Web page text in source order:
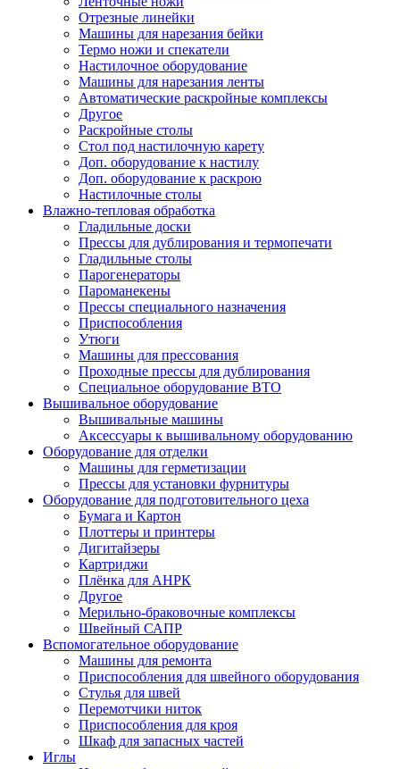
Отрезные линейки
Машины для нарезания бейки
Термо ножи и спекатели
Настилочное оборудование
Машины для нарезания ленты
Автоматические раскройные комплексы
Другое
Раскройные столы
Стол под настилочную карету
Доп. оборудование к настилу
Доп. оборудование к раскрою
Настилочные столы
Влажно-тепловая обработка
Гладильные доски
Прессы для дублирования и термопечати
Гладильные столы
Парогенераторы
Пароманекены
Прессы специального назначения
Приспособления
Утюги
Машины для прессования
Проходные прессы для дублирования
Специальное оборудование ВТО
Вышивальное оборудование
Вышивальные машины
Аксессуары к вышивальному оборудованию
Оборудование для отделки
Машины для герметизации
Прессы для установки фурнитуры
Оборудование для подготовительного цеха
Бумага и Картон
Плоттеры и принтеры
Дигитайзеры
Картриджи
Плёнка для АНРК
Другое
Мерильно-браковочные комплексы
Швейный САПР
Вспомогательное оборудование
Машины для ремонта
Приспособления для швейного оборудования
Стулья для швей
Перемотчики ниток
Приспособления для кроя
Шкаф для запасных частей
Иглы